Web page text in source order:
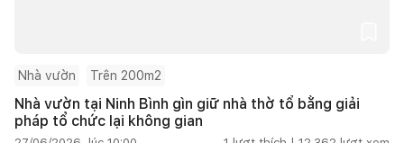
Nhà vườn Trên 200m2
Nhà vườn tại Ninh Bình gìn giữ nhà thờ tổ bằng giải
pháp tổ chức lại không gian